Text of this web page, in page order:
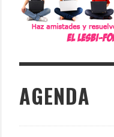
AGENDA